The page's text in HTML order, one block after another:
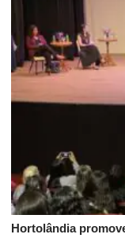
Hortolândia